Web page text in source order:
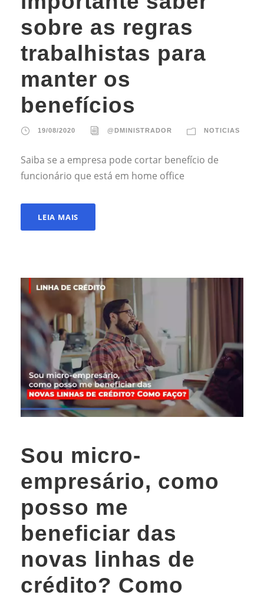
sobre as regras
trabalhistas para
manter os
benefícios
19/08/2020 @DMINISTRADOR NOTICIAS
Saiba se a empresa pode cortar benefício de
funcionário que está em home office
LEIA MAIS
Sou micro-
empresário, como
posso me
beneficiar das
novas linhas de
crédito? Como